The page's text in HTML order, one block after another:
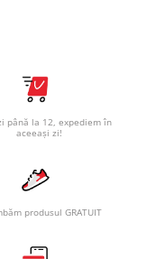
până la 12, expediem în
aceeași zi!
produsul GRATUIT